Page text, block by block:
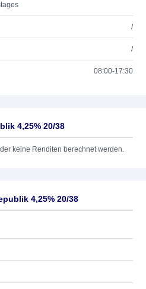
/
/
08:00-17:30
4,25% 20/38
keine Renditen berechnet werden.
4,25% 20/38